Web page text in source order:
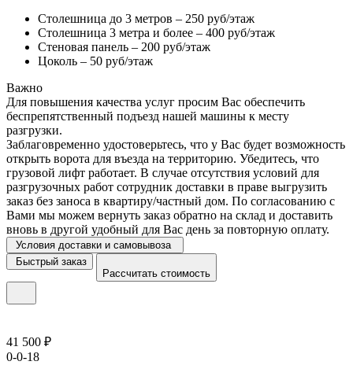
Столешница до 3 метров – 250 руб/этаж
Столешница 3 метра и более – 400 руб/этаж
Стеновая панель – 200 руб/этаж
Цоколь – 50 руб/этаж
Важно
Для повышения качества услуг просим Вас обеспечить
беспрепятственный подъезд нашей машины к месту
разгрузки.
Заблаговременно удостоверьтесь, что у Вас будет возможность
открыть ворота для въезда на территорию. Убедитесь, что
грузовой лифт работает. В случае отсутствия условий для
разгрузочных работ сотрудник доставки в праве выгрузить
заказ без заноса в квартиру/частный дом. По согласованию с
Вами мы можем вернуть заказ обратно на склад и доставить
вновь в другой удобный для Вас день за повторную оплату.
Условия доставки и самовывоза
Быстрый заказ
Рассчитать стоимость
41 500 ₽
0-0-18